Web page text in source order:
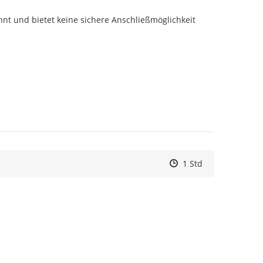
und bietet keine sichere Anschließmöglichkeit
Zeitpunkt des
Zeitpunkt des
1 StdZur Äußerung